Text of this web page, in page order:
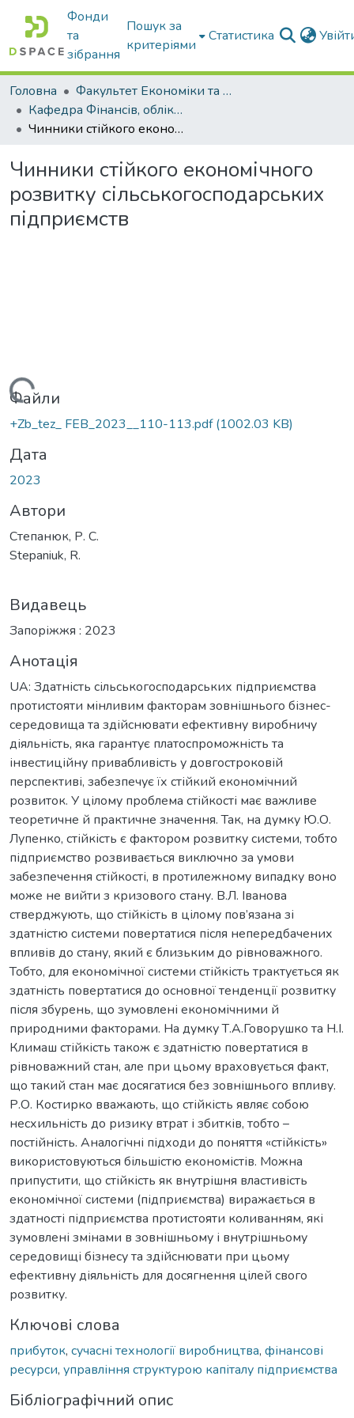
Фонди
та
зібрання
Пошук за
критеріями
Статистика
Головна
Факультет Економіки та бізнесу
Кафедра Фінансів, обліку і оподаткування
Чинники стійкого економічного розвитку сільськогосподарських підприємств
Чинники стійкого економічного
розвитку сільськогосподарських
підприємств
Файли
+Zb_tez_ FEB_2023__110-113.pdf(1002.03 KB)
Дата
2023
Автори
Степанюк, Р. С.
Stepaniuk, R.
Видавець
Запоріжжя : 2023
Анотація
UA: Здатність сільськогосподарських підприємства
протистояти мінливим факторам зовнішнього бізнес-
середовища та здійснювати ефективну виробничу
діяльність, яка гарантує платоспроможність та
інвестиційну привабливість у довгостроковій
перспективі, забезпечує їх стійкий економічний
розвиток. У цілому проблема стійкості має важливе
теоретичне й практичне значення. Так, на думку Ю.О.
Лупенко, стійкість є фактором розвитку системи, тобто
підприємство розвивається виключно за умови
забезпечення стійкості, в протилежному випадку воно
може не вийти з кризового стану. В.Л. Іванова
стверджують, що стійкість в цілому пов’язана зі
здатністю системи повертатися після непередбачених
впливів до стану, який є близьким до рівноважного.
Тобто, для економічної системи стійкість трактується як
здатність повертатися до основної тенденції розвитку
після збурень, що зумовлені економічними й
природними факторами. На думку Т.А.Говорушко та Н.І.
Климаш стійкість також є здатністю повертатися в
рівноважний стан, але при цьому враховується факт,
що такий стан має досягатися без зовнішнього впливу.
Р.О. Костирко вважають, що стійкість являє собою
несхильність до ризику втрат і збитків, тобто –
постійність. Аналогічні підходи до поняття «стійкість»
використовуються більшістю економістів. Можна
припустити, що стійкість як внутрішня властивість
економічної системи (підприємства) виражається в
здатності підприємства протистояти коливанням, які
зумовлені змінами в зовнішньому і внутрішньому
середовищі бізнесу та здійснювати при цьому
ефективну діяльність для досягнення цілей свого
розвитку.
Ключові слова
прибуток, сучасні технології виробництва, фінансові
ресурси, управління структурою капіталу підприємства
Бібліографічний опис